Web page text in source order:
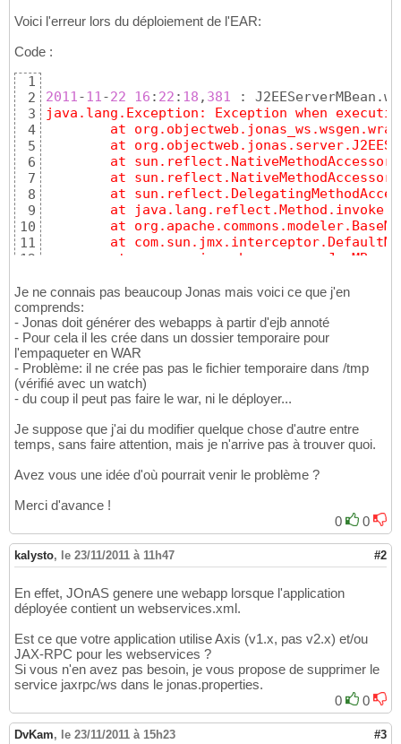
Voici l'erreur lors du déploiement de l'EAR:
Code :
1
2
3
4
5
6
7
8
9
10
11
12
14
15
16
17
18
19
20
21
22
23
24
25
27
29
30
31
33
34
35
36
37
38
2011-11-22 16 : 22 : 18 , 381 :
java.lang.Exception: Exception when
at
at
at
at
at
at
at
at
at
at
at
at
at
Caused by:
at
at
at
at
at
at
at
at
	... 14 more
Caused by: java.util.zip.ZipException:
at
at
at
	... 23 more
2011-11-22 16:22:18,504 :
2011-11-22 16:22:18,505 :
Je ne connais pas beaucoup Jonas mais voici ce que j'en
comprends:
- Jonas doit générer des webapps à partir d'ejb annoté
- Pour cela il les crée dans un dossier temporaire pour
l'empaqueter en WAR
- Problème: il ne crée pas pas le fichier temporaire dans /tmp
(vérifié avec un watch)
- du coup il peut pas faire le war, ni le déployer...
Je suppose que j'ai du modifier quelque chose d'autre entre
temps, sans faire attention, mais je n'arrive pas à trouver quoi.
Avez vous une idée d'où pourrait venir le problème ?
Merci d'avance !
0
0
kalysto, le 23/11/2011 à 11h47 #2
En effet, JOnAS genere une webapp lorsque l'application
déployée contient un webservices.xml.
Est ce que votre application utilise Axis (v1.x, pas v2.x) et/ou
JAX-RPC pour les webservices ?
Si vous n'en avez pas besoin, je vous propose de supprimer le
service jaxrpc/ws dans le jonas.properties.
0
0
DvKam, le 23/11/2011 à 15h23 #3